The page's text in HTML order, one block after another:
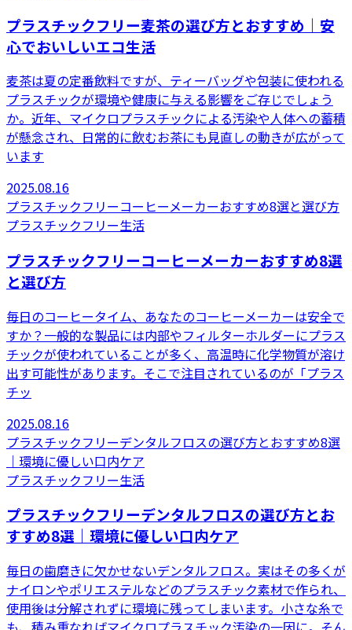
プラスチックフリー麦茶の選び方とおすすめ｜安
心でおいしいエコ生活
麦茶は夏の定番飲料ですが、ティーバッグや包装に使われる
プラスチックが環境や健康に与える影響をご存じでしょう
か。近年、マイクロプラスチックによる汚染や人体への蓄積
が懸念され、日常的に飲むお茶にも見直しの動きが広がって
います
2025.08.16
プラスチックフリーコーヒーメーカーおすすめ8選と選び方
プラスチックフリー生活
プラスチックフリーコーヒーメーカーおすすめ8選
と選び方
毎日のコーヒータイム、あなたのコーヒーメーカーは安全で
すか？一般的な製品には内部やフィルターホルダーにプラス
チックが使われていることが多く、高温時に化学物質が溶け
出す可能性があります。そこで注目されているのが「プラス
チッ
2025.08.16
プラスチックフリーデンタルフロスの選び方とおすすめ8選
｜環境に優しい口内ケア
プラスチックフリー生活
プラスチックフリーデンタルフロスの選び方とお
すすめ8選｜環境に優しい口内ケア
毎日の歯磨きに欠かせないデンタルフロス。実はその多くが
ナイロンやポリエステルなどのプラスチック素材で作られ、
使用後は分解されずに環境に残ってしまいます。小さな糸で